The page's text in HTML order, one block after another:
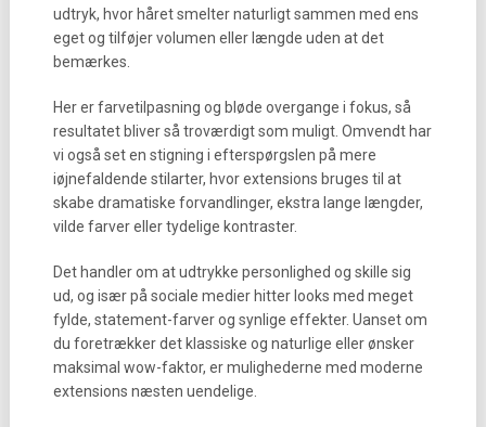
udtryk, hvor håret smelter naturligt sammen med ens
eget og tilføjer volumen eller længde uden at det
bemærkes.
Her er farvetilpasning og bløde overgange i fokus, så
resultatet bliver så troværdigt som muligt. Omvendt har
vi også set en stigning i efterspørgslen på mere
iøjnefaldende stilarter, hvor extensions bruges til at
skabe dramatiske forvandlinger, ekstra lange længder,
vilde farver eller tydelige kontraster.
Det handler om at udtrykke personlighed og skille sig
ud, og især på sociale medier hitter looks med meget
fylde, statement-farver og synlige effekter. Uanset om
du foretrækker det klassiske og naturlige eller ønsker
maksimal wow-faktor, er mulighederne med moderne
extensions næsten uendelige.